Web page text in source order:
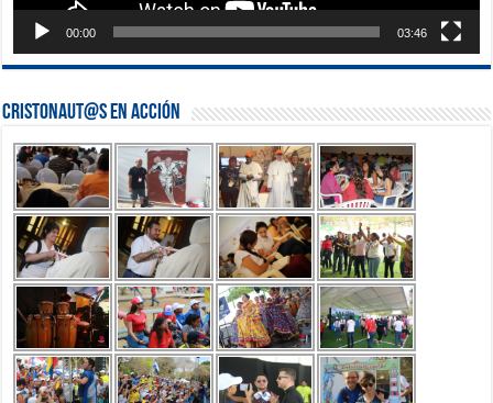
00:00 03:46
Cristonaut@s en Acción